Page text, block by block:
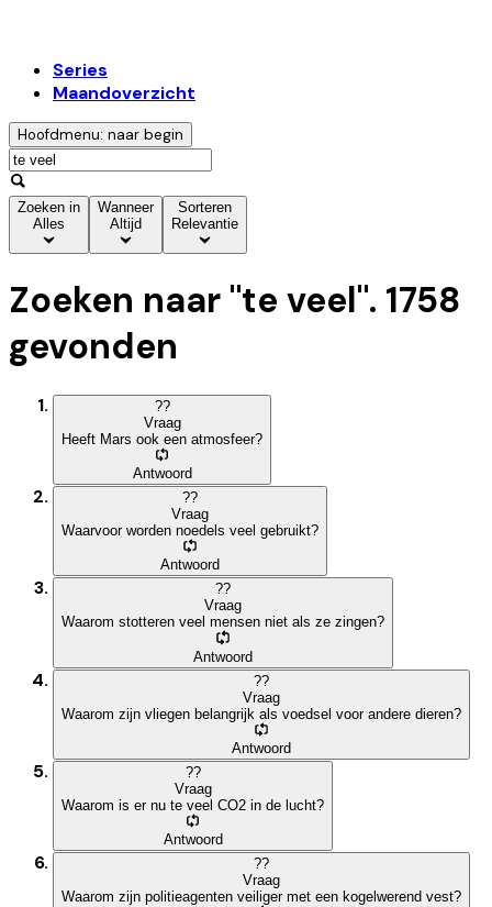
Series
Maandoverzicht
Hoofdmenu: naar begin
Zoeken in
Alles
Wanneer
Altijd
Sorteren
Relevantie
Zoeken naar "te veel". 1758
gevonden
??
Vraag
Heeft Mars ook een atmosfeer?
Antwoord
??
Vraag
Waarvoor worden noedels veel gebruikt?
Antwoord
??
Vraag
Waarom stotteren veel mensen niet als ze zingen?
Antwoord
??
Vraag
Waarom zijn vliegen belangrijk als voedsel voor andere dieren?
Antwoord
??
Vraag
Waarom is er nu te veel CO2 in de lucht?
Antwoord
??
Vraag
Waarom zijn politieagenten veiliger met een kogelwerend vest?